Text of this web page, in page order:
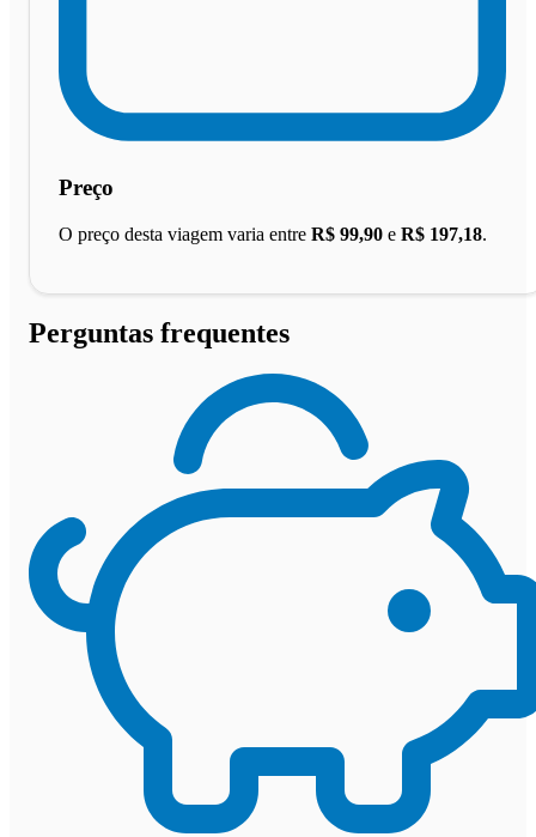
Preço
O preço desta viagem varia entre R$ 99,90 e R$ 197,18.
Perguntas frequentes